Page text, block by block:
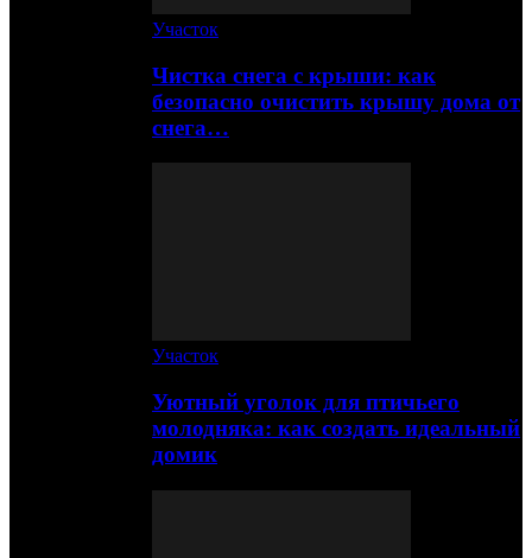
Участок
Чистка снега с крыши: как
безопасно очистить крышу дома от
снега…
Участок
Уютный уголок для птичьего
молодняка: как создать идеальный
домик